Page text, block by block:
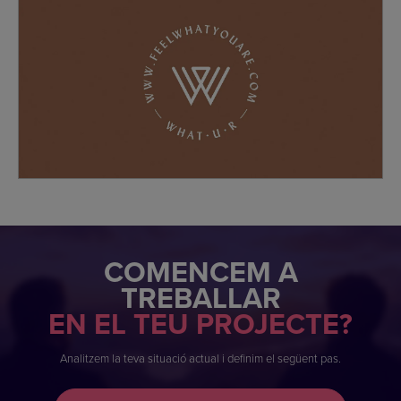
COMENCEM A
TREBALLAR
EN EL TEU PROJECTE?
Analitzem la teva situació actual i definim el següent pas.